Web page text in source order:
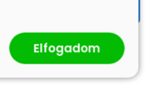
Elfogadom